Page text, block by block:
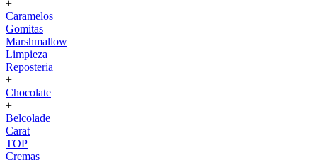
+
Caramelos
Gomitas
Marshmallow
Limpieza
Reposteria
+
Chocolate
+
Belcolade
Carat
TOP
Cremas